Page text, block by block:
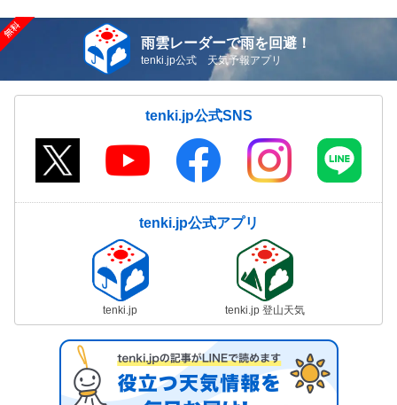
雨雲レーダーで雨を回避！
tenki.jp公式 天気予報アプリ
tenki.jp公式SNS
tenki.jp公式アプリ
tenki.jp tenki.jp 登山天気